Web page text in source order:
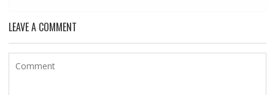
LEAVE A COMMENT